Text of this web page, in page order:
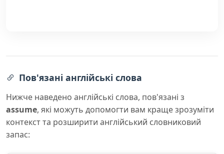
Пов'язані англійські слова
Нижче наведено англійські слова, пов'язані з
assume, які можуть допомогти вам краще зрозуміти
контекст та розширити англійський словниковий
запас: